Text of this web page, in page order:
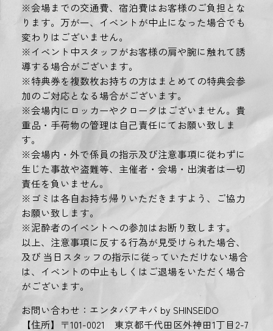
※会場までの交通費、宿泊費はお客様のご負担とな
ります。万が一、イベントが中止になった場合でも
変わりはございません。
※イベント中スタッフがお客様の肩や腕に触れて誘
導する場合がございます。
※特典券を複数枚お持ちの方はまとめての特典会参
加のご対応となる場合がございます。
※会場内にロッカーやクロークはございません。貴
重品・手荷物の管理は自己責任にてお願い致しま
す。
※会場内・外で係員の指示及び注意事項に従わずに
生じた事故や盗難等、主催者・会場・出演者は一切
責任を負いません。
※ゴミは各自お持ち帰りいただきますよう、ご協力
お願い致します。
※泥酔者のイベントへの参加はお断り致します。
以上、注意事項に反する行為が見受けられた場合、
及び 当日スタッフの指示に従っていただけない場合
は、イベントの中止もしくはご退場をいただく場合
がございます。
お問い合わせ：エンタバアキバ by SHINSEIDO
【住所】〒101-0021 東京都千代田区外神田1丁目2-7